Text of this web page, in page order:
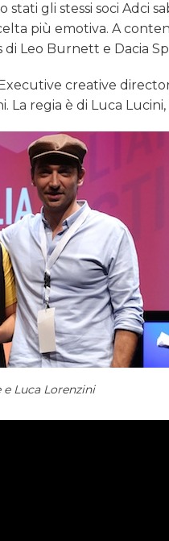
stati gli stessi soci Adci
più emotiva. A
Leo Burnett e Dacia
creative
La regia è di Luca
e Luca Lorenzini